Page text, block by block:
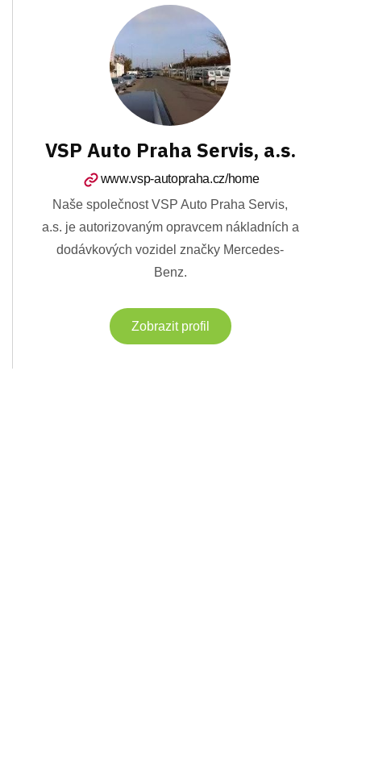
VSP Auto Praha Servis, a.s.
www.vsp-autopraha.cz/home
Naše společnost VSP Auto Praha Servis,
a.s. je autorizovaným opravcem nákladních a
dodávkových vozidel značky Mercedes-
Benz.
Zobrazit profil